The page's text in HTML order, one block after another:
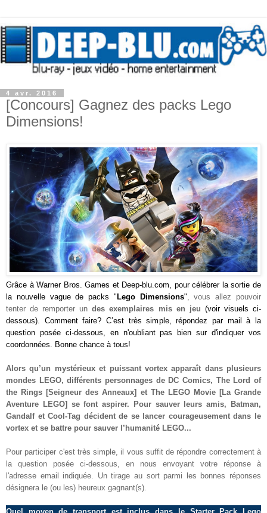
4 avr. 2016
[Concours] Gagnez des packs Lego
Dimensions!
Grâce àWarner Bros. Games et Deep-blu.com, pour célébrer la sortie de
la nouvelle vague de packs " Lego Dimensions" , vous allez pouvoir
tenter de remporterundesexemplaires mis en jeu (voir visuel s ci-
dessous). Comment faire? C’est très simple, répondez par mail à la
question posée ci-dessous, en n'oubliant pas bien sur d'indiquer vos
coordonnées. Bonne chance à tous!
Alors qu’un mystérieux et puissant vortex apparaît dans plusieurs
mondes LEGO, différents personnages de DC Comics, The Lord of
the Rings [Seigneur des Anneaux] et The LEGO Movie [La Grande
Aventure LEGO] se font aspirer. Pour sauver leurs amis, Batman,
Gandalf et Cool-Tag décident de se lancer courageusement dans le
vortex et se battre pour sauver l’humanité LEGO...
Pour participer c'est très simple, il vous suffit de répondre correctement à
la question posée ci-dessous, en nous envoyant votre réponse à
l'adresse email indiquée. Un tirage au sort parmi les bonnes réponses
désignera le (ou les) heureux gagnant(s).